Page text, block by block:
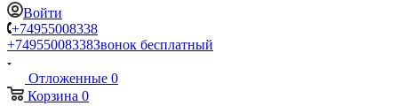
Войти
+74955008338
+74955008338Звонок бесплатный
Отложенные 0
Корзина 0